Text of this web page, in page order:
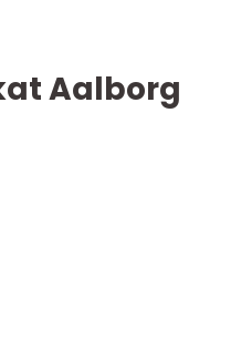
Aalborg